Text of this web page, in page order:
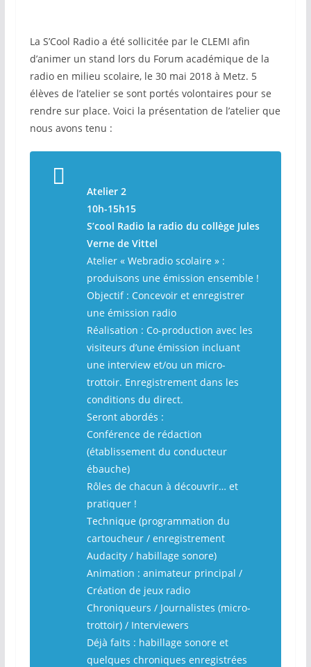
La S’Cool Radio a été sollicitée par le CLEMI afin
d’animer un stand lors du Forum académique de la
radio en milieu scolaire, le 30 mai 2018 à Metz. 5
élèves de l’atelier se sont portés volontaires pour se
rendre sur place. Voici la présentation de l’atelier que
nous avons tenu :
Atelier 2
10h-15h15
S’cool Radio la radio du collège Jules
Verne de Vittel
Atelier « Webradio scolaire » :
produisons une émission ensemble !
Objectif : Concevoir et enregistrer
une émission radio
Réalisation : Co-production avec les
visiteurs d’une émission incluant
une interview et/ou un micro-
trottoir. Enregistrement dans les
conditions du direct.
Seront abordés :
Conférence de rédaction
(établissement du conducteur
ébauche)
Rôles de chacun à découvrir… et
pratiquer !
Technique (programmation du
cartoucheur / enregistrement
Audacity / habillage sonore)
Animation : animateur principal /
Création de jeux radio
Chroniqueurs / Journalistes (micro-
trottoir) / Interviewers
Déjà faits : habillage sonore et
quelques chroniques enregistrées